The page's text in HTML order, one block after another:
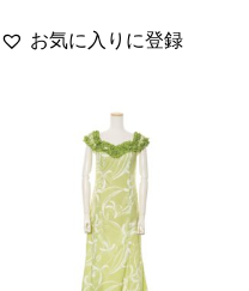
お気に入りに登録